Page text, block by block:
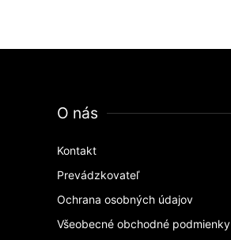
O nás
Kontakt
Prevádzkovateľ
Ochrana osobných údajov
Všeobecné obchodné podmienky